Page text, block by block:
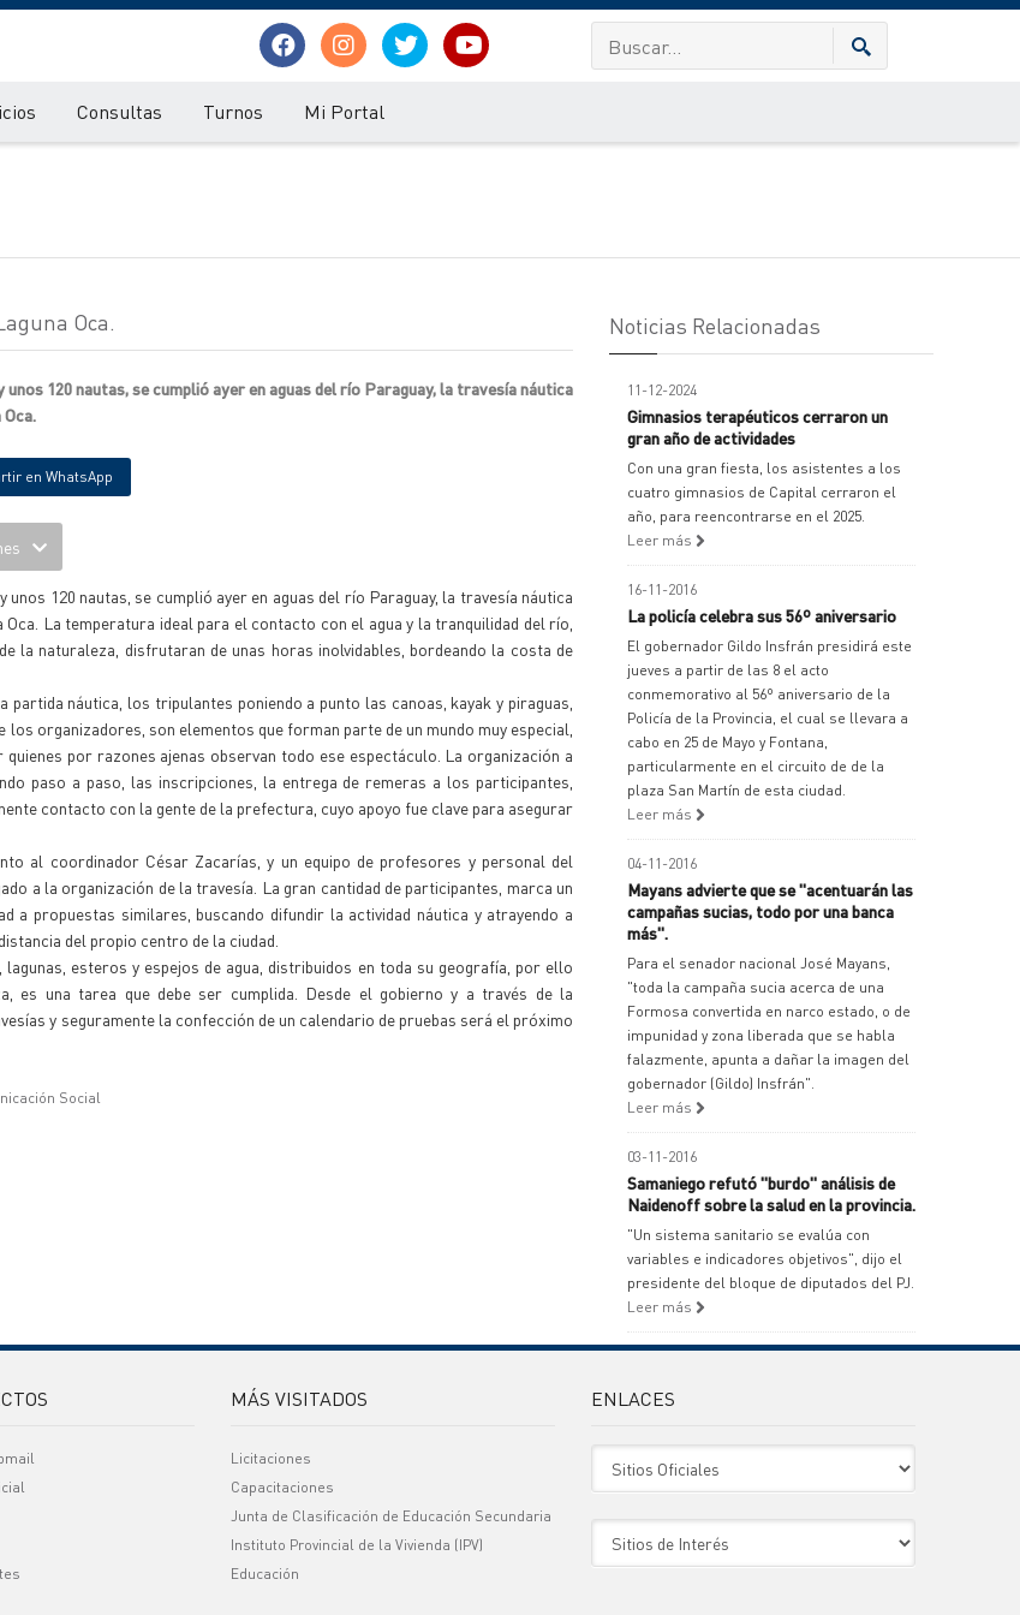
Consultas Turnos Mi Portal
Oca.
120 nautas, se cumplió ayer en aguas del río Paraguay, la travesía náutica
en WhatsApp
120 nautas, se cumplió ayer en aguas del río Paraguay, la travesía náutica
La temperatura ideal para el contacto con el agua y la tranquilidad del río,
la naturaleza, disfrutaran de unas horas inolvidables, bordeando la costa de
náutica, los tripulantes poniendo a punto las canoas, kayak y piraguas,
organizadores, son elementos que forman parte de un mundo muy especial,
por razones ajenas observan todo ese espectáculo. La organización a
paso a paso, las inscripciones, la entrega de remeras a los participantes,
contacto con la gente de la prefectura, cuyo apoyo fue clave para asegurar
al coordinador César Zacarías, y un equipo de profesores y personal del
a la organización de la travesía. La gran cantidad de participantes, marca un
a propuestas similares, buscando difundir la actividad náutica y atrayendo a
del propio centro de la ciudad.
esteros y espejos de agua, distribuidos en toda su geografía, por ello
es una tarea que debe ser cumplida. Desde el gobierno y a través de la
y seguramente la confección de un calendario de pruebas será el próximo
Social
Noticias Relacionadas
11-12-2024
Gimnasios terapéuticos cerraron un
gran año de actividades
Con una gran fiesta, los asistentes a los
cuatro gimnasios de Capital cerraron el
año, para reencontrarse en el 2025.
Leer más
16-11-2016
La policía celebra sus 56º aniversario
El gobernador Gildo Insfrán presidirá este
jueves a partir de las 8 el acto
conmemorativo al 56º aniversario de la
Policía de la Provincia, el cual se llevara a
cabo en 25 de Mayo y Fontana,
particularmente en el circuito de de la
plaza San Martín de esta ciudad.
Leer más
04-11-2016
Mayans advierte que se "acentuarán las
campañas sucias, todo por una banca
más".
Para el senador nacional José Mayans,
"toda la campaña sucia acerca de una
Formosa convertida en narco estado, o de
impunidad y zona liberada que se habla
falazmente, apunta a dañar la imagen del
gobernador (Gildo) Insfrán".
Leer más
03-11-2016
Samaniego refutó "burdo" análisis de
Naidenoff sobre la salud en la provincia.
"Un sistema sanitario se evalúa con
variables e indicadores objetivos", dijo el
presidente del bloque de diputados del PJ.
Leer más
MÁS VISITADOS
Licitaciones
Capacitaciones
Junta de Clasificación de Educación Secundaria
Instituto Provincial de la Vivienda (IPV)
Educación
ENLACES